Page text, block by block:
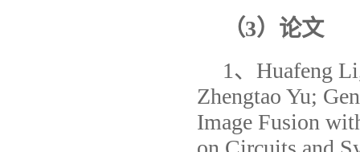
（3）论文
1、Huafeng
Zhengtao Yu;
Image Fusion